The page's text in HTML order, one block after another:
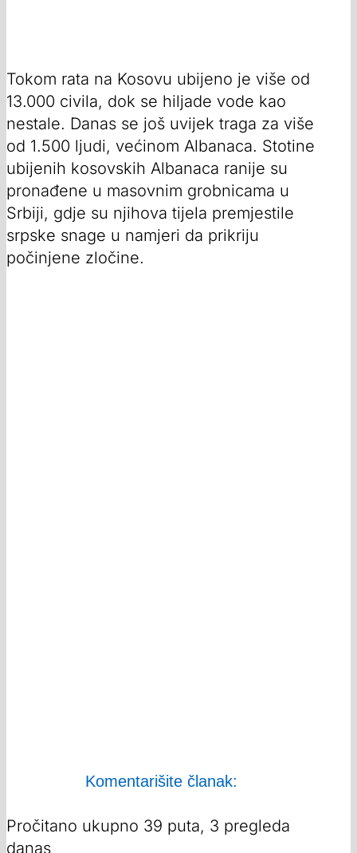
Tokom rata na Kosovu ubijeno je više od
13.000 civila, dok se hiljade vode kao
nestale. Danas se još uvijek traga za više
od 1.500 ljudi, većinom Albanaca. Stotine
ubijenih kosovskih Albanaca ranije su
pronađene u masovnim grobnicama u
Srbiji, gdje su njihova tijela premjestile
srpske snage u namjeri da prikriju
počinjene zločine.
Komentarišite članak:
Pročitano ukupno 39 puta, 3 pregleda
danas